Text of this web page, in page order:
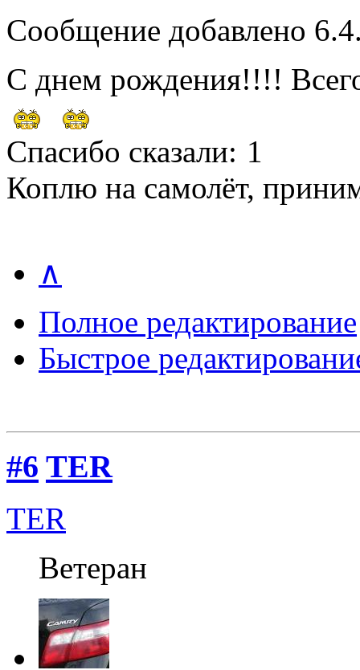
Сообщение добавлено
С днем рождения!!!!
Спасибо сказали: 1
Коплю на самолёт,
∧
Полное редактирование
Быстрое
#6 TER
TER
Ветеран